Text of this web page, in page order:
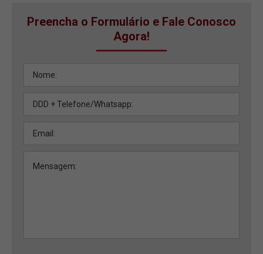
Preencha o Formulário e Fale Conosco
Agora!